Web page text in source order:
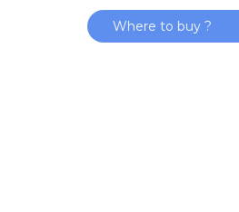
Where to buy ?